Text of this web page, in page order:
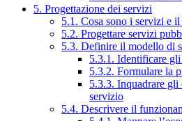
5. Progettazione dei servizi
5.1. Cosa sono i servizi e il
5.2. Progettare servizi
5.3. Definire il modello di
5.3.1. Identificare
5.3.2. Formulare la
5.3.3. Inquadrare
servizio
5.4. Descrivere il